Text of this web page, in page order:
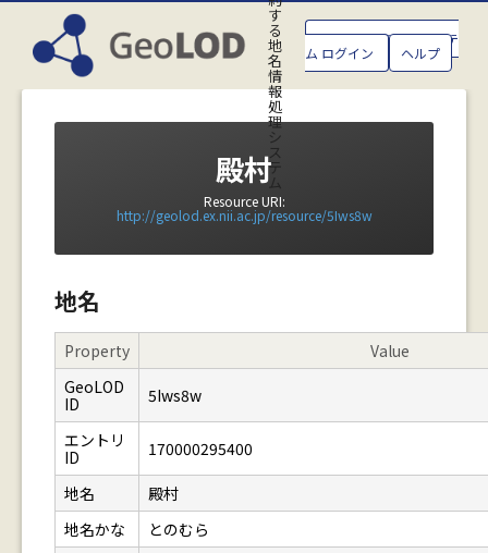
す
る
地
名
情
報
処
理
シ
ス
テ
ム
GeoLOD地名管理システ
ム ログイン ヘルプ
殿村
Resource URI:
http://geolod.ex.nii.ac.jp/resource/5Iws8w
地名
Property
Value
GeoLOD
ID
5Iws8w
エントリ
ID
170000295400
地名
殿村
地名かな
とのむら